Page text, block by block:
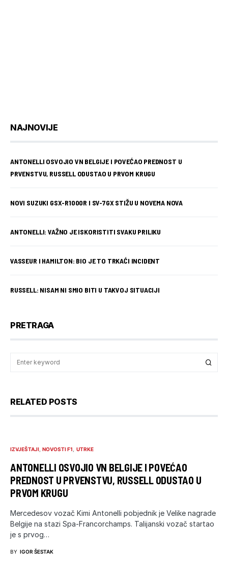
NAJNOVIJE
ANTONELLI OSVOJIO VN BELGIJE I POVEĆAO PREDNOST U
PRVENSTVU, RUSSELL ODUSTAO U PRVOM KRUGU
NOVI SUZUKI GSX-R1000R I SV-7GX STIŽU U NOVEMA NOVA
ANTONELLI: VAŽNO JE ISKORISTITI SVAKU PRILIKU
VASSEUR I HAMILTON: BIO JE TO TRKAĆI INCIDENT
RUSSELL: NISAM NI SMIO BITI U TAKVOJ SITUACIJI
PRETRAGA
RELATED POSTS
IZVJEŠTAJI NOVOSTI F1 UTRKE
ANTONELLI OSVOJIO VN BELGIJE I POVEĆAO
PREDNOST U PRVENSTVU, RUSSELL ODUSTAO U
PRVOM KRUGU
Mercedesov vozač Kimi Antonelli pobjednik je Velike nagrade
Belgije na stazi Spa-Francorchamps. Talijanski vozač startao
je s prvog…
BY IGOR ŠESTAK